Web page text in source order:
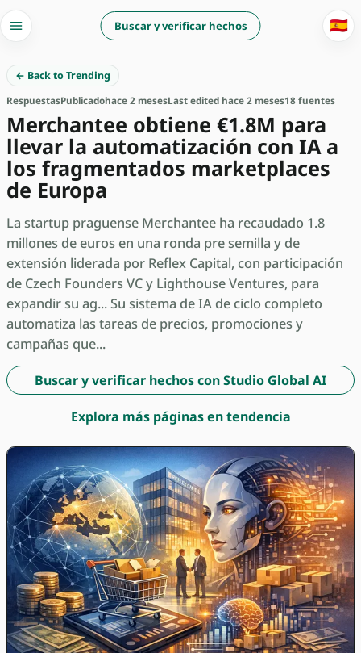
Buscar y verificar hechos 🇪🇸
← Back to Trending
RespuestasPublicadohace 2 mesesLast edited hace 2 meses18 fuentes
Merchantee obtiene €1.8M para
llevar la automatización con IA a
los fragmentados marketplaces
de Europa
La startup praguense Merchantee ha recaudado 1.8
millones de euros en una ronda pre semilla y de
extensión liderada por Reflex Capital, con participación
de Czech Founders VC y Lighthouse Ventures, para
expandir su ag... Su sistema de IA de ciclo completo
automatiza las tareas de precios, promociones y
campañas que...
Buscar y verificar hechos con Studio Global AI
Explora más páginas en tendencia